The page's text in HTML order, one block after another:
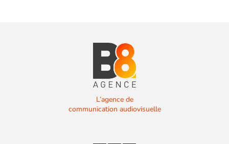
L’agence de
communication audiovisuelle